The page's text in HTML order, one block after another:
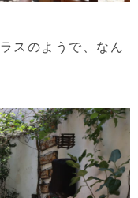
スのようで、なん